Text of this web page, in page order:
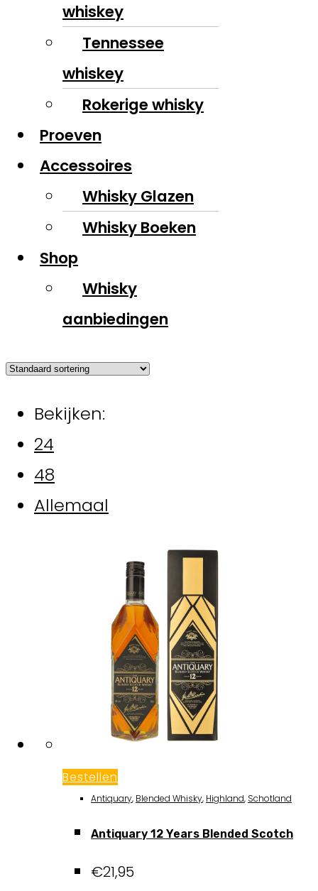
whiskey
Tennessee
whiskey
Rokerige whisky
Proeven
Accessoires
Whisky Glazen
Whisky Boeken
Shop
Whisky
aanbiedingen
Bekijken:
24
48
Allemaal
Bestellen
Antiquary, Blended Whisky, Highland, Schotland
Antiquary 12 Years Blended Scotch
€21,95